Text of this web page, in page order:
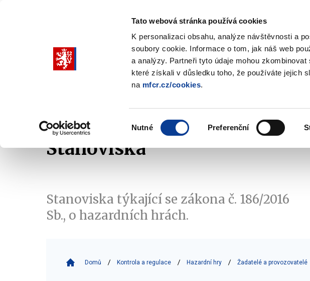
Tato webová stránka používá cookies
K personalizaci obsahu, analýze návštěvnosti a
soubory cookie. Informace o tom, jak náš web
a analýzy. Partneři tyto údaje mohou
které získali v důsledku toho, že používáte jejich
na mfcr.cz/cookies.
Nutné Preferenční
našeptaných
submenu
submenu
politika
Stanoviska
Stanoviska týkající se zákona č. 186/2016
Sb., o hazardních hrách.
Domů Kontrola a regulace Hazardní hry Žadatelé a provozovatelé